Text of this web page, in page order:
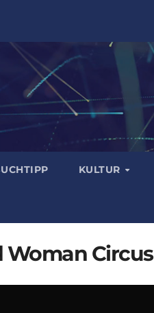
KULTUR
Woman Circus